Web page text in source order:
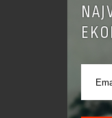
Pre